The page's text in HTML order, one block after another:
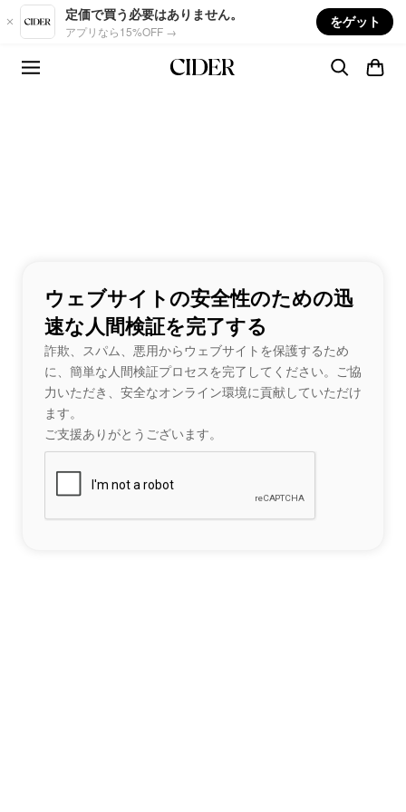
Skip to main content
定価で買う必要はありません。
アプリなら15%OFF →
をゲット
ウェブサイトの安全性のための迅
速な人間検証を完了する
詐欺、スパム、悪用からウェブサイトを保護するため
に、簡単な人間検証プロセスを完了してください。ご協
力いただき、安全なオンライン環境に貢献していただけ
ます。
ご支援ありがとうございます。